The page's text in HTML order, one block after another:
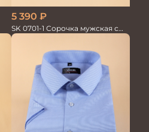
5 390 ₽
SK 0701-1 Сорочка мужская с
шёлком